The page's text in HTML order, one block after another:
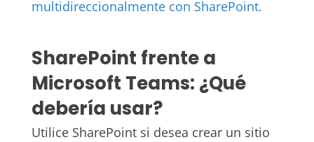
multidireccionalmente con SharePoint.
SharePoint frente a
Microsoft Teams: ¿Qué
debería usar?
Utilice SharePoint si desea crear un sitio